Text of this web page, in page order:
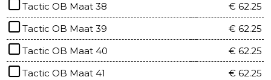
Tactic OB Maat 38
€ 62.25
Tactic OB Maat 39
€ 62.25
Tactic OB Maat 40
€ 62.25
Tactic OB Maat 41
€ 62.25